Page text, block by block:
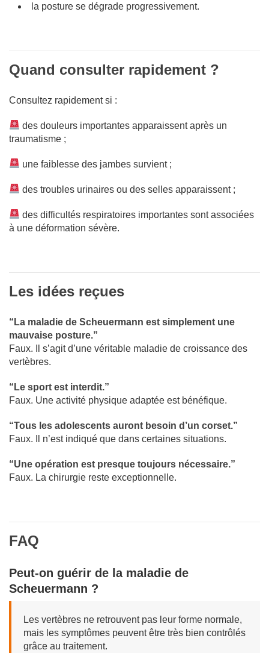
la posture se dégrade progressivement.
Quand consulter rapidement ?
Consultez rapidement si :
des douleurs importantes apparaissent après un
traumatisme ;
une faiblesse des jambes survient ;
des troubles urinaires ou des selles apparaissent ;
des difficultés respiratoires importantes sont associées
à une déformation sévère.
Les idées reçues
“La maladie de Scheuermann est simplement une
mauvaise posture.”
Faux. Il s’agit d’une véritable maladie de croissance des
vertèbres.
“Le sport est interdit.”
Faux. Une activité physique adaptée est bénéfique.
“Tous les adolescents auront besoin d’un corset.”
Faux. Il n’est indiqué que dans certaines situations.
“Une opération est presque toujours nécessaire.”
Faux. La chirurgie reste exceptionnelle.
FAQ
Peut-on guérir de la maladie de
Scheuermann ?
Les vertèbres ne retrouvent pas leur forme normale,
mais les symptômes peuvent être très bien contrôlés
grâce au traitement.